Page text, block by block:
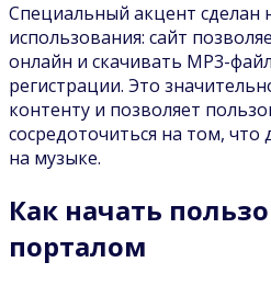
Специальный акцент сделан
использования: сайт
онлайн и скачивать MP3-
регистрации. Это
контенту и позволяет
сосредоточиться на том,
на музыке.
Как начать
порталом